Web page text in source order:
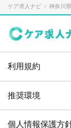
ケア求人ナビ 神奈川県
利用規約
推奨環境
個人情報保護方